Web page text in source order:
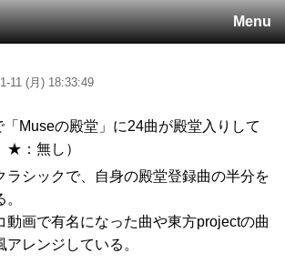
Menu
11 (月) 18:33:49
Museの殿堂」に24曲が殿堂入りして
：無し）
ラシックで、自身の殿堂登録曲の半分を
動画で有名になった曲や東方projectの曲
レンジしている。